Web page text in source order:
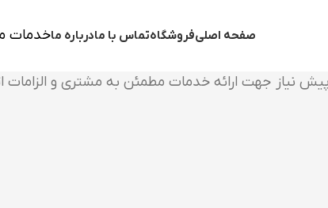
صفحه اصلیفروشگاهتماس با مادرباره ماخدمات
نیاز جهت ارائه خدمات مطمئن به مشتری و الزامات